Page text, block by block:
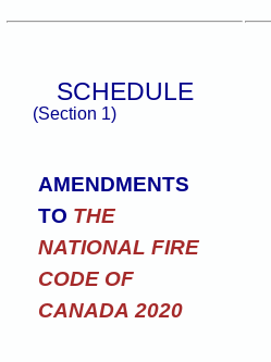
SCHEDULE
(Section 1)
AMENDMENTS
TO THE
NATIONAL FIRE
CODE OF
CANADA 2020